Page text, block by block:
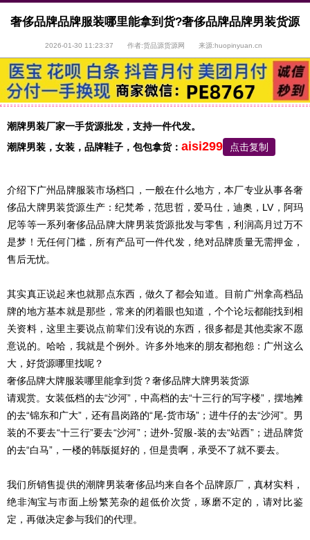
奢侈品牌品牌服装哪里能拿到货?奢侈品牌品牌男装货源
2026-01-30 11:23:37 作者:货品源货源网 来源:huopinyuan.cn
潮牌男装厂家一手货源批发，支持一件代发。
潮牌男装， 女装，品牌鞋子，包包拿货： aisi299 点击复制
介绍下广州品牌服装市场档口，一般在什么地方，本厂专业从事各奢
侈品大牌男装货源生产：纪梵希，范思哲，爱马仕，迪奥，LV，阿玛
尼等等一系列奢侈品品牌大牌男装货源批发与零售，利润高月过万不
是梦！无任何门槛，所有产品可一件代发，绝对品牌质量无需押金，
售后无忧。
其实真正说起来也就那点东西，做久了都会知道。目前广州拿高档品
牌的地方基本就是那些，常来的闭着眼也知道，个个论坛都能找到相
关资料，这里主要说点前辈们没有说的东西，很多都是其他卖家不愿
意说的。哈哈，我就是个例外。许多外地来的朋友都抱怨：广州这么
大，好货源哪里找呢？
奢侈品牌大牌服装哪里能拿到货？奢侈品牌大牌男装货源
请观赏。女装低档的去“沙河”，中高档的去“十三行的写字楼”，摆地摊
的去“锦东和广大”，还有昌岗路的“尾-货市场”；进牛仔的去“沙河”。男
装的不要去“十三行”要去“沙河”；进外-贸服-装的去“站西”；进品牌货
的去“白马”，一楼的韩版挺好的，但是贵啊，承受不了就不要去。
我们所销售提供的潮牌男装奢侈品均来自各个品牌原厂，真材实料，
绝非淘宝与市面上纷繁芜杂的超低价次货，琢磨不定的，请对比鉴
定，再做决定参与我们的代理。